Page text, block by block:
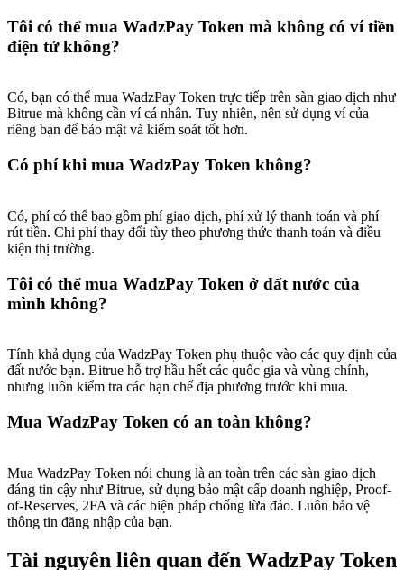
Trade Gold & Silver · 33,333 USDT Bonus
USDT New User Exclusive 10% APR
BTC New User Exclusive: 6.5% APR
BTC Flexible Staking | Daily Rewards
Thêm sự kiện
Nhận giải thưởng và phần thưởng độc quyền
Trung tâm phần thưởng
Tôi có thể mua WadzPay Token mà không có ví tiền
điện tử không?
Có, bạn có thể mua WadzPay Token trực tiếp trên sàn giao dịch như
Bitrue mà không cần ví cá nhân. Tuy nhiên, nên sử dụng ví của
riêng bạn để bảo mật và kiểm soát tốt hơn.
Có phí khi mua WadzPay Token không?
Có, phí có thể bao gồm phí giao dịch, phí xử lý thanh toán và phí
rút tiền. Chi phí thay đổi tùy theo phương thức thanh toán và điều
kiện thị trường.
Tôi có thể mua WadzPay Token ở đất nước của
mình không?
Tính khả dụng của WadzPay Token phụ thuộc vào các quy định của
đất nước bạn. Bitrue hỗ trợ hầu hết các quốc gia và vùng chính,
nhưng luôn kiểm tra các hạn chế địa phương trước khi mua.
Mua WadzPay Token có an toàn không?
Mua WadzPay Token nói chung là an toàn trên các sàn giao dịch
đáng tin cậy như Bitrue, sử dụng bảo mật cấp doanh nghiệp, Proof-
of-Reserves, 2FA và các biện pháp chống lừa đảo. Luôn bảo vệ
thông tin đăng nhập của bạn.
Tài nguyên liên quan đến WadzPay Token